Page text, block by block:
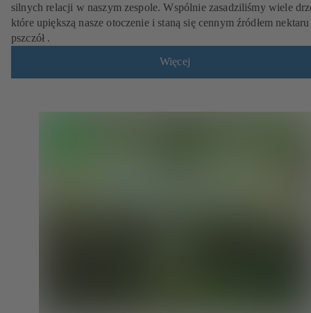
silnych relacji w naszym zespole. Wspólnie zasadziliśmy wiele
które upiększą nasze otoczenie i staną się cennym źródłem
pszczół .
Więcej